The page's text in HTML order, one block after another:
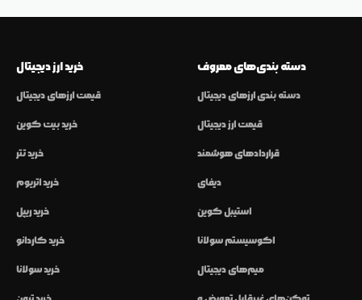
خرید ارز دیجیتال
قیمت ارزهای دیجیتال
خرید بیت کوین
خرید تتر
خرید اتریوم
خرید ریپل
خرید کاردانو
خرید سولانا
دسته بندی‌های معروف
دسته بندی ارزهای دیجیتال
قیمت ارز دیجیتال
قراردادهای هوشمند
دیفای
استیبل کوین
اکوسیستم سولانا
میم‌های دیجیتال